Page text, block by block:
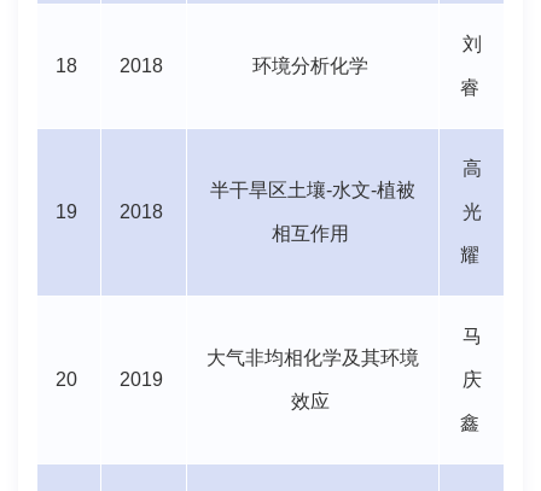
18 2018 环境分析化学
刘
睿
19 2018
半干旱区土壤-水文-植被
相互作用
高
光
耀
20 2019
大气非均相化学及其环境
效应
马
庆
鑫